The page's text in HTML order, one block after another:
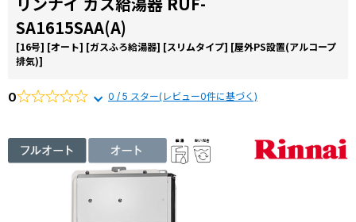
SA1615SAA(A)
[16号] [オート] [ガスふろ給湯器] [スリムタイプ] [屋外PS設置(アルコープ
排気)]
0 0 / 5 スター(レビュー0件に基づく)